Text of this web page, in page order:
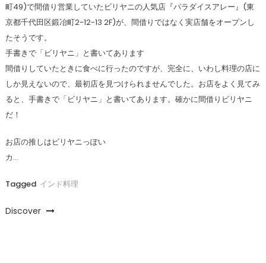
町49)で間借り営業していたビリヤニの人気店『パラダイスアレー』(東
京都千代田区鍛冶町2-12-13 2F)が、間借りではなく実店舗をオープンし
たそうです。
手書きで「ビリヤニ」と書いてあります
間借りしていたときに食べに行ったのですが、完全に、いわし料理の店に
しか見えないので、最初店を見つけられませんでした。お店をよく見てみ
ると、手書きで「ビリヤニ」と書いてあります。確かに間借りビリヤニ
だ！
お店の推しはビリヤニっぽい
カ…
Tagged インド料理
Discover